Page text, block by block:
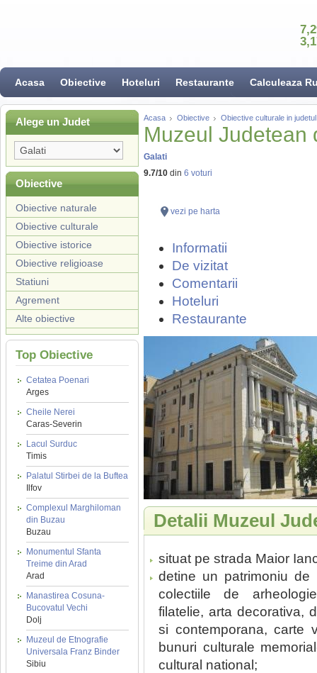
Acasa Obiective Hoteluri Restaurante Calculeaza
Alege un Judet
Obiective
Obiective naturale
Obiective culturale
Obiective istorice
Obiective religioase
Statiuni
Agrement
Alte obiective
Top Obiective
Cetatea Poenari
Arges
Cheile Nerei
Caras-Severin
Lacul Surduc
Timis
Palatul Stirbei de la Buftea
Ilfov
Complexul Marghiloman
din Buzau
Buzau
Monumentul Sfanta
Treime din Arad
Arad
Manastirea Cosuna-
Bucovatul Vechi
Dolj
Muzeul de Etnografie
Universala Franz Binder
Sibiu
Acasa Obiective Obiective culturale in
Muzeul Judetean
Galati
9.7/10 din 6 voturi
vezi pe harta
Informatii
De vizitat
Comentarii
Hoteluri
Restaurante
Detalii Muzeul
situat pe strada Maior
detine un patrimoniu
colectiile de
filatelie, arta decorativa,
si contemporana, carte
bunuri culturale
cultural national;